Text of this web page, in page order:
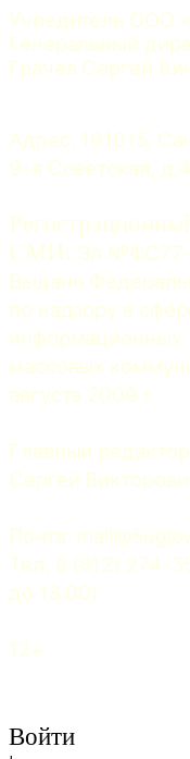
Учредитель ООО
Генеральный
Грачев Сергей
Адрес: 191015,
9-я Советская,
СМИ: Эл
Выдано
по надзору в
информационных
массовых
августа 2009 г.
Главный
Сергей
Почта:
Тел. 8 (812) 274-
до 18.00)
12+
Войти